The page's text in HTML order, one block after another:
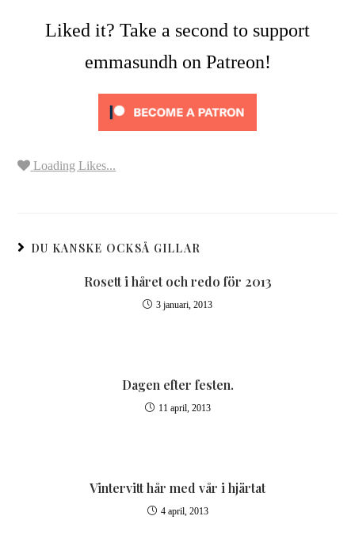
Liked it? Take a second to support
emmasundh on Patreon!
Loading Likes...
DU KANSKE OCKSÅ GILLAR
Rosett i håret och redo för 2013
3 januari, 2013
Dagen efter festen.
11 april, 2013
Vintervitt hår med vår i hjärtat
4 april, 2013